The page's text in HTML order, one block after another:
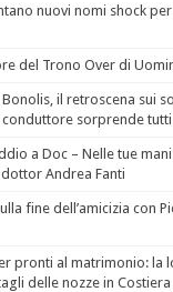
nuovi nomi shock
del Trono Over di
il retroscena sui
sorprende tutti
a Doc – Nelle tue
Andrea Fanti
fine dell’amicizia con
pronti al matrimonio: la
delle nozze in